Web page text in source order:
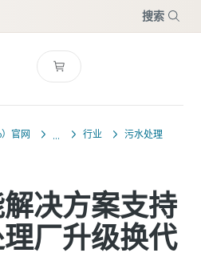
搜索
官网 行业 污水处理
决方案支持
厂升级换代